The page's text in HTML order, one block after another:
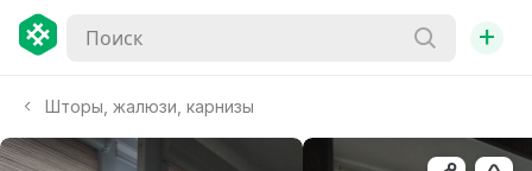
+
Шторы, жалюзи, карнизы